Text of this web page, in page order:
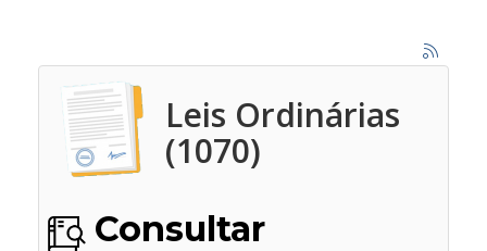
Leis Ordinárias
(1070)
Consultar